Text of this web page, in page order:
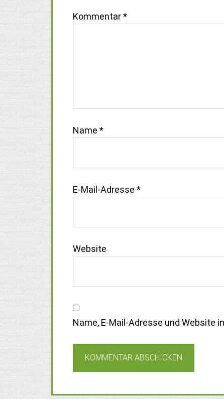
Kommentar*
Name *
E-Mail-Adresse *
Website
Name, E-Mail-Adresse und Website